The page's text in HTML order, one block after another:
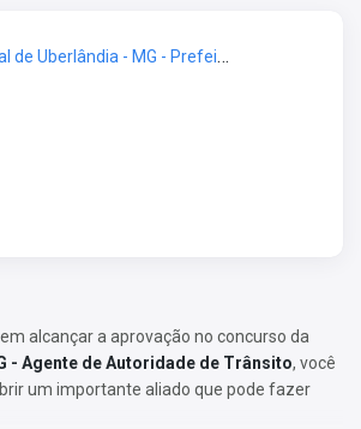
Prefeitura Municipal de Uberlândia - MG - Prefeitura de Uberlândia - MG
alcançar a aprovação no concurso da
- Agente de Autoridade de Trânsito, você
um importante aliado que pode fazer